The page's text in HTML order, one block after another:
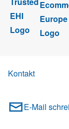
Kontakt
E-Mail